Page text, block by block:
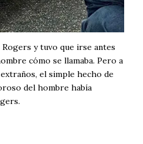
y tuvo que irse antes
cómo se llamaba. Pero a
el simple hecho de
del hombre había